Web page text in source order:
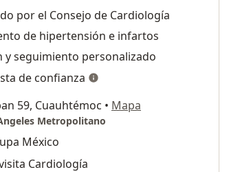
por el Consejo de Cardiología
de hipertensión e infartos
y seguimiento personalizado
de confianza
59, Cuauhtémoc • Mapa
Metropolitano
México
Cardiología